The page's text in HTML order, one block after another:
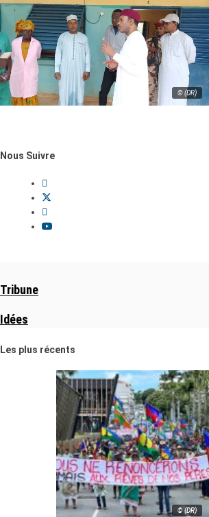
© (DR)
Nous Suivre
Tribune
Idées
Les plus récents
© (DR)